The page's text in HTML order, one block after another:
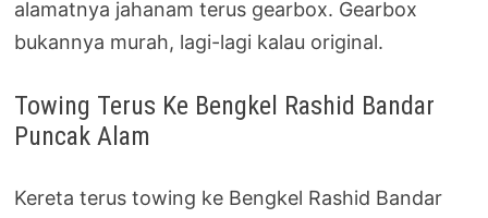
alamatnya jahanam terus gearbox. Gearbox
bukannya murah, lagi-lagi kalau original.
Towing Terus Ke Bengkel Rashid Bandar
Puncak Alam
Kereta terus towing ke Bengkel Rashid Bandar